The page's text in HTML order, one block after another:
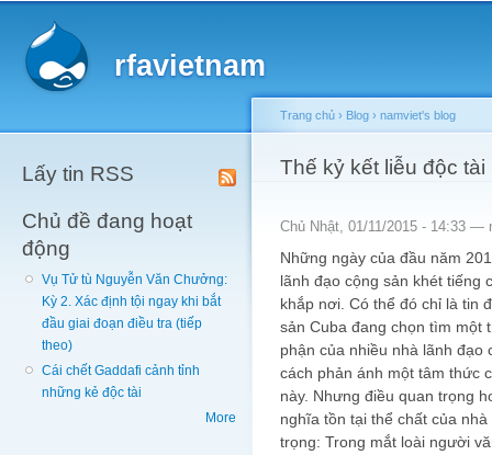
rfavietnam
Lấy tin RSS
Chủ đề đang hoạt
động
Vụ Tử tù Nguyễn Văn Chưởng:
Kỳ 2. Xác định tội ngay khi bắt
đầu giai đoạn điều tra (tiếp
theo)
Cái chết Gaddafi cảnh tỉnh
những kẻ độc tài
More
You are here
Trang chủ › Blog › namviet's blog
Thế kỷ kết liễu độc tài
Chủ Nhật, 01/11/2015 - 14:33 —
Những ngày của đầu năm
lãnh đạo cộng sản khét tiếng
khắp nơi. Có thể đó chỉ là tin
sản Cuba đang chọn tìm một
phận của nhiều nhà lãnh đạo
cách phản ánh một tâm thức
này. Nhưng điều quan trọng
nghĩa tồn tại thể chất của
trọng: Trong mắt loài người